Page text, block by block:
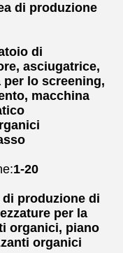
di produzione
di
asciugatrice,
lo screening,
macchina
1-20
di produzione di
per la
organici, piano
organici